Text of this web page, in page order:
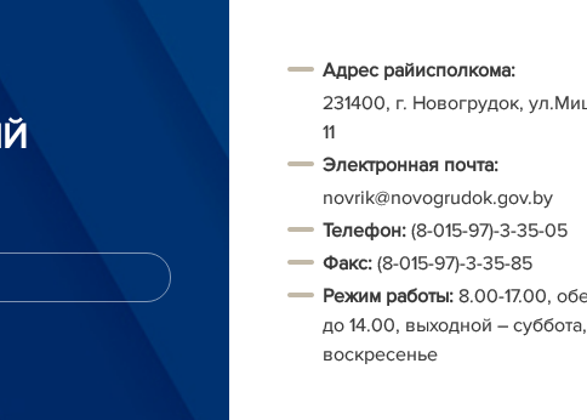
Адрес райисполкома:
231400, г. Новогрудок,
11
Электронная почта:
novrik@novogrudok.gov.by
Телефон: (8-015-97)-3-35-05
Факс: (8-015-97)-3-35-85
Режим работы: 8.00-17.00,
до 14.00, выходной – суббота,
воскресенье